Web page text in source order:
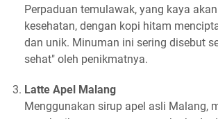
Perpaduan temulawak, yang kaya
kesehatan, dengan kopi hitam
dan unik. Minuman ini sering disebut
sehat" oleh penikmatnya.
Latte Apel Malang
Menggunakan sirup apel asli Malang,